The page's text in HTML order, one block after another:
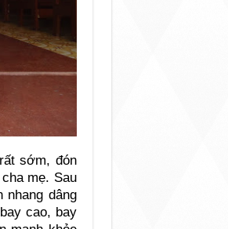
sớm, đón
mẹ. Sau
nhang dâng
cao, bay